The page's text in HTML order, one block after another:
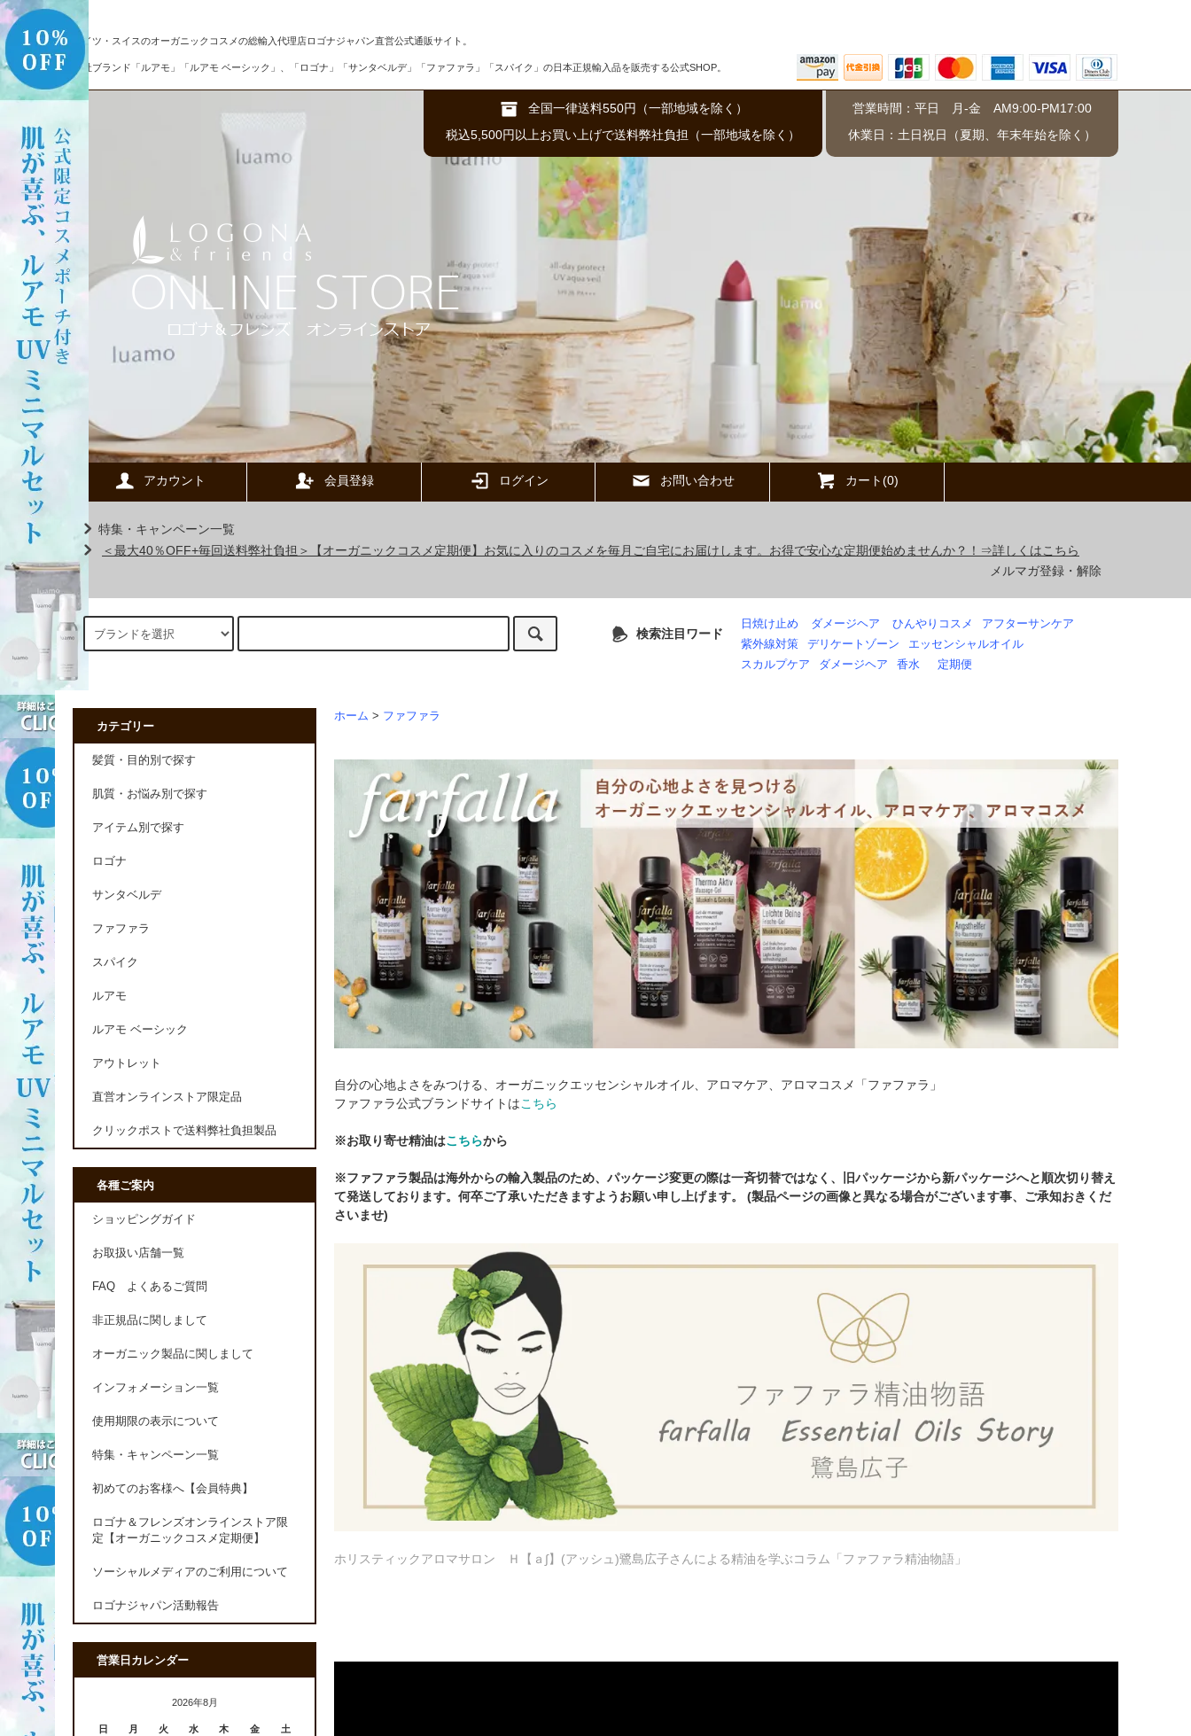
ドイツ・スイスのオーガニックコスメの総輸入代理店ロゴナジャパン直営公式通販サイト。
自社ブランド「ルアモ」「ルアモ ベーシック」、「ロゴナ」「サンタベルデ」「ファファラ」「スパイク」の日本正規輸入品を販売する公式SHOP。
全国一律送料550円（一部地域を除く）
税込5,500円以上お買い上げで送料弊社負担（一部地域を除く）
営業時間：平日 月-金 AM9:00-PM17:00
休業日：土日祝日（夏期、年末年始を除く）
アカウント 会員登録 ログイン お問い合わせ カート(0)
特集・キャンペーン一覧
＜最大40％OFF+毎回送料弊社負担＞【オーガニックコスメ定期便】お気に入りのコスメを毎月ご自宅にお届けします。お得で安心な定期便始めませんか？！⇒詳しくはこちら
メルマガ登録・解除
検索注目ワード
日焼け止め ダメージヘア ひんやりコスメ
アフターサンケア
紫外線対策
デリケートゾーン
エッセンシャルオイル
スカルプケア
ダメージヘア 香水 定期便
ホーム > ファファラ
自分の心地よさをみつける、オーガニックエッセンシャルオイル、アロマケア、アロマコスメ「ファファラ」
ファファラ公式ブランドサイトはこちら
※お取り寄せ精油はこちらから
※ファファラ製品は海外からの輸入製品のため、パッケージ変更の際は一斉切替ではなく、旧パッケージから新パッケージへと順次切り替え
て発送しております。何卒ご了承いただきますようお願い申し上げます。 (製品ページの画像と異なる場合がございます事、ご承知おきくだ
さいませ)
ホリスティックアロマサロン Ｈ【ａ∫】(アッシュ)鷺島広子さんによる精油を学ぶコラム「ファファラ精油物語」
カテゴリー
髪質・目的別で探す
肌質・お悩み別で探す
アイテム別で探す
ロゴナ
サンタベルデ
ファファラ
スパイク
ルアモ
ルアモ ベーシック
アウトレット
直営オンラインストア限定品
クリックポストで送料弊社負担製品
各種ご案内
ショッピングガイド
お取扱い店舗一覧
FAQ よくあるご質問
非正規品に関しまして
オーガニック製品に関しまして
インフォメーション一覧
使用期限の表示について
特集・キャンペーン一覧
初めてのお客様へ【会員特典】
ロゴナ＆フレンズオンラインストア限
定【オーガニックコスメ定期便】
ソーシャルメディアのご利用について
ロゴナジャパン活動報告
営業日カレンダー
2026年8月
日 月 火 水 木 金 土